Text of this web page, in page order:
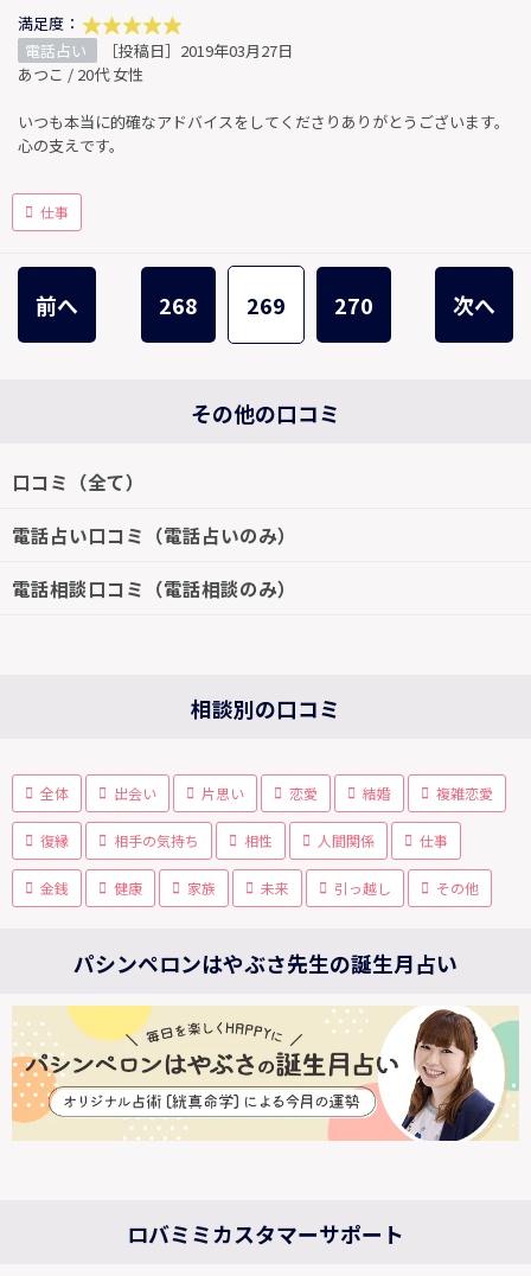
満足度：
電話占い
［投稿日］2019年03月27日
あつこ / 20代 女性
いつも本当に的確なアドバイスをしてくださりありがとうございます。
心の支えです。
仕事
前へ 268 269 270 次へ
その他の口コミ
口コミ（全て）
電話占い口コミ（電話占いのみ）
電話相談口コミ（電話相談のみ）
相談別の口コミ
全体 出会い 片思い 恋愛 結婚 複雑恋愛
復縁 相手の気持ち 相性 人間関係 仕事
金銭 健康 家族 未来 引っ越し その他
パシンペロンはやぶさ先生の誕生月占い
ロバミミカスタマーサポート